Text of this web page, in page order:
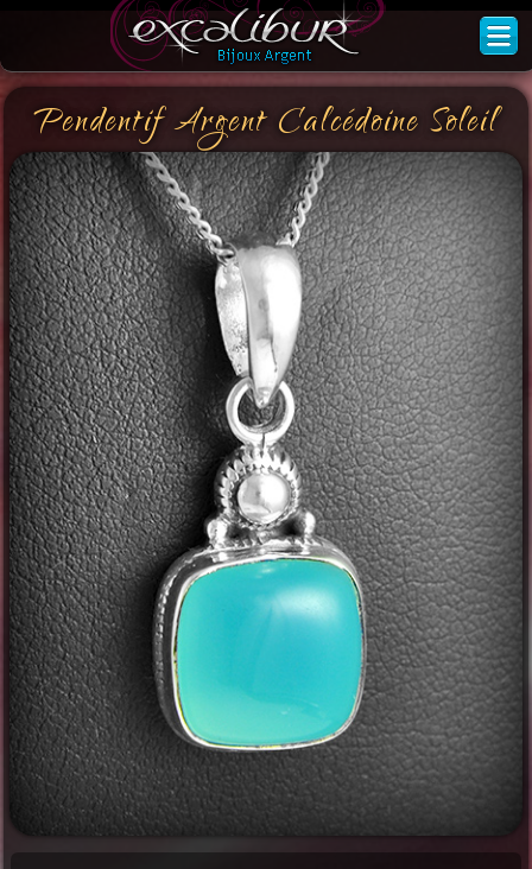
Pendentif Argent Calcédoine Soleil